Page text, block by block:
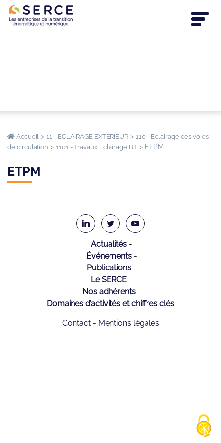
Accueil > 11 - ECLAIRAGE EXTERIEUR > 110 - Eclairage des voies
de circulation > 1101 - Travaux Eclairage BT > ETPM
ETPM
Actualités
Événements
Publications
Le SERCE
Nos adhérents
Domaines d’activités et chiffres clés
Contact Mentions légales